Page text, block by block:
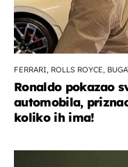
FERRARI, ROLLS ROYCE,
Ronaldo pokazao
automobila,
koliko ih ima!